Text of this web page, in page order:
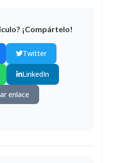
¡Compártelo!
Twitter
LinkedIn
enlace